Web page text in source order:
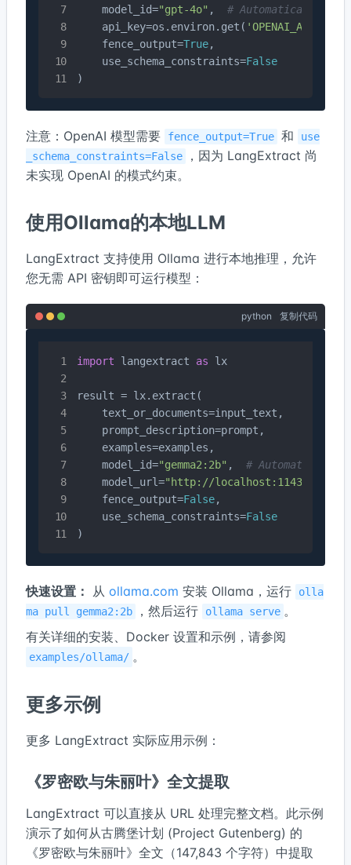
    model_id=
"gpt-4o" , # Automatically
    api_key=os.environ.get(
'OPENAI_API_KEY'
    fence_output=
True,
    use_schema_constraints=
False
)
注意：OpenAI 模型需要 fence_output=True 和
use
_schema_constraints=False
，因为 LangExtract 尚
未实现 OpenAI 的模式约束。
使用Ollama的本地LLM
LangExtract 支持使用 Ollama 进行本地推理，允许
您无需 API 密钥即可运行模型：
python 复制代码
import langextract as lx
result = lx.extract(
    text_or_documents=input_text,
    prompt_description=prompt,
    examples=examples,
    model_id=
"gemma2:2b" , # Automatically
    model_url=
"http://localhost:11434"
    fence_output=
False,
    use_schema_constraints=
False
)
快速设置： 从 ollama.com 安装 Ollama，运行
olla
ma pull gemma2:2b
，然后运行 ollama serve 。
有关详细的安装、Docker 设置和示例，请参阅
examples/ollama/ 。
更多示例
更多 LangExtract 实际应用示例：
《罗密欧与朱丽叶》全文提取
LangExtract 可以直接从 URL 处理完整文档。此示例
演示了如何从古腾堡计划 (Project Gutenberg) 的
《罗密欧与朱丽叶》全文（147,843 个字符）中提取